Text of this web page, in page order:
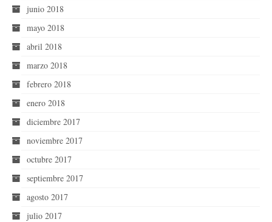
junio 2018
mayo 2018
abril 2018
marzo 2018
febrero 2018
enero 2018
diciembre 2017
noviembre 2017
octubre 2017
septiembre 2017
agosto 2017
julio 2017